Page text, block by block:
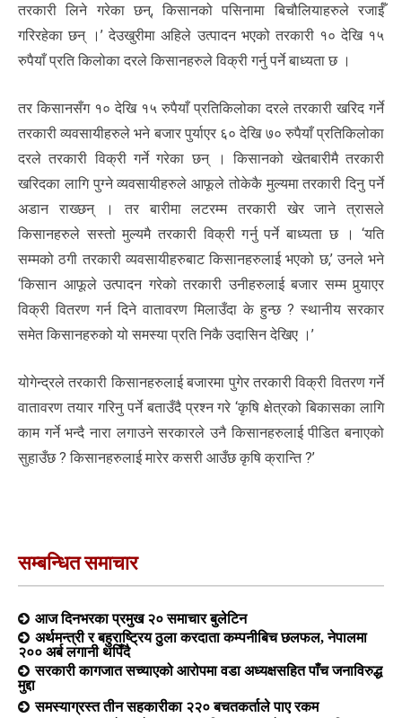
तरकारी लिने गरेका छन्, किसानको पसिनामा बिचौलियाहरुले रजाईँ
गरिरहेका छन् ।’ देउखुरीमा अहिले उत्पादन भएको तरकारी १० देखि १५
रुपैयाँ प्रति किलोका दरले किसानहरुले विक्री गर्नु पर्ने बाध्यता छ ।
तर किसानसँग १० देखि १५ रुपैयाँ प्रतिकिलोका दरले तरकारी खरिद गर्ने
तरकारी व्यवसायीहरुले भने बजार पुर्याएर ६० देखि ७० रुपैयाँ प्रतिकिलोका
दरले तरकारी विक्री गर्ने गरेका छन् । किसानको खेतबारीमै तरकारी
खरिदका लागि पुग्ने व्यवसायीहरुले आफूले तोकेकै मुल्यमा तरकारी दिनु पर्ने
अडान राख्छन् । तर बारीमा लटरम्म तरकारी खेर जाने त्रासले
किसानहरुले सस्तो मुल्यमै तरकारी विक्री गर्नु पर्ने बाध्यता छ । ‘यति
सम्मको ठगी तरकारी व्यवसायीहरुबाट किसानहरुलाई भएको छ,’ उनले भने
‘किसान आफूले उत्पादन गरेको तरकारी उनीहरुलाई बजार सम्म पुर्‍याएर
विक्री वितरण गर्न दिने वातावरण मिलाउँदा के हुन्छ ? स्थानीय सरकार
समेत किसानहरुको यो समस्या प्रति निकै उदासिन देखिए ।’
योगेन्द्रले तरकारी किसानहरुलाई बजारमा पुगेर तरकारी विक्री वितरण गर्ने
वातावरण तयार गरिनु पर्ने बताउँदै प्रश्न गरे ‘कृषि क्षेत्रको बिकासका लागि
काम गर्ने भन्दै नारा लगाउने सरकारले उनै किसानहरुलाई पीडित बनाएको
सुहाउँछ ? किसानहरुलाई मारेर कसरी आउँछ कृषि क्रान्ति ?’
सम्बन्धित समाचार
आज दिनभरका प्रमुख २० समाचार बुलेटिन
अर्थमन्त्री र बहुराष्ट्रिय ठुला करदाता कम्पनीबिच छलफल, नेपालमा
२०० अर्ब लगानी थपिँदै
सरकारी कागजात सच्याएको आरोपमा वडा अध्यक्षसहित पाँच जनाविरुद्ध
मुद्दा
समस्याग्रस्त तीन सहकारीका २२० बचतकर्ताले पाए रकम